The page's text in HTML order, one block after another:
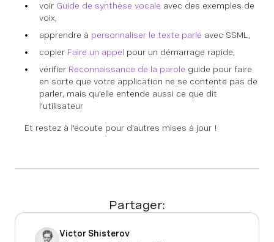
voir Guide de synthèse vocale avec des exemples de
voix,
apprendre à personnaliser le texte parlé avec SSML,
copier Faire un appel pour un démarrage rapide,
vérifier Reconnaissance de la parole guide pour faire
en sorte que votre application ne se contente pas de
parler, mais qu'elle entende aussi ce que dit
l'utilisateur
Et restez à l'écoute pour d'autres mises à jour !
Partager:
Victor Shisterov